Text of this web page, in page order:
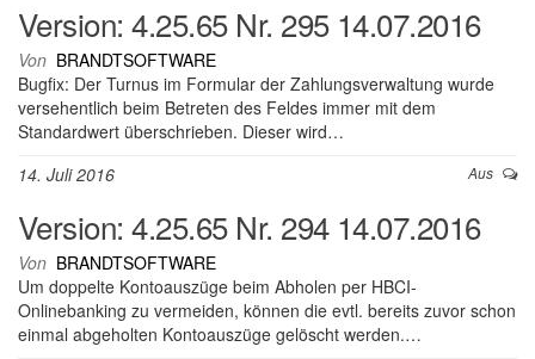
Version: 4.25.65 Nr. 295 14.07.2016
Von BRANDTSOFTWARE
Bugfix: Der Turnus im Formular der Zahlungsverwaltung wurde
versehentlich beim Betreten des Feldes immer mit dem
Standardwert überschrieben. Dieser wird…
14. Juli 2016
Aus
Version: 4.25.65 Nr. 294 14.07.2016
Von BRANDTSOFTWARE
Um doppelte Kontoauszüge beim Abholen per HBCI-
Onlinebanking zu vermeiden, können die evtl. bereits zuvor schon
einmal abgeholten Kontoauszüge gelöscht werden.…